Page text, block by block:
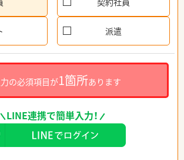
派遣
の必須項目が1箇所あります
LINE連携で簡単入力！